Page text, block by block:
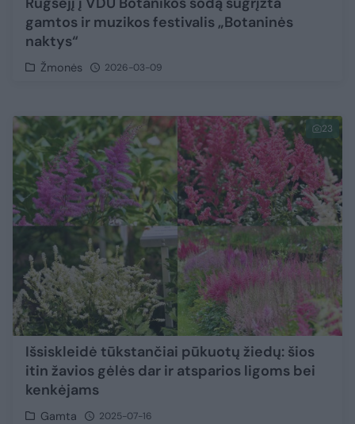
gamtos ir muzikos festivalis „Botaninės
naktys“
Žmonės 2026-03-09
23
Išsiskleidė tūkstančiai pūkuotų žiedų: šios
itin žavios gėlės dar ir atsparios ligoms bei
kenkėjams
Gamta 2025-07-16